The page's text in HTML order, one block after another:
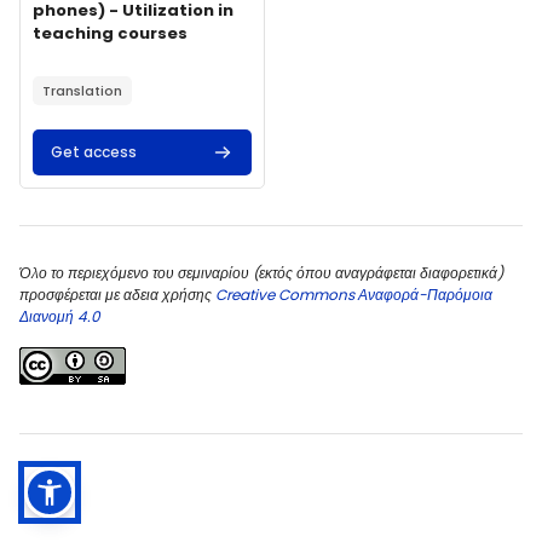
phones) - Utilization in
teaching courses
Translation
Get access
Όλο το περιεχόμενο του σεμιναρίου (εκτός όπου αναγράφεται διαφορετικά)
προσφέρεται με αδεια χρήσης Creative Commons Αναφορά-Παρόμοια
Διανομή 4.0